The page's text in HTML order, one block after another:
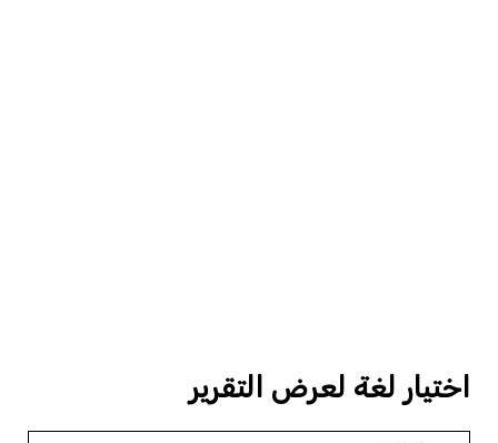
اختيار لغة لعرض التقرير